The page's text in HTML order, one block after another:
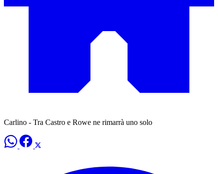
Carlino - Tra Castro e Rowe ne rimarrà uno solo